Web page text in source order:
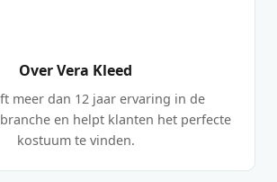
Over Vera Kleed
meer dan 12 jaar ervaring in de
en helpt klanten het perfecte
kostuum te vinden.